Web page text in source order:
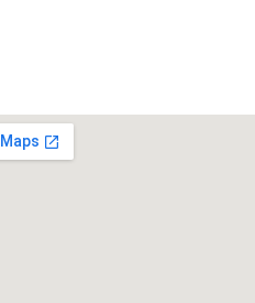
Dia 18/11 minha mãe levou